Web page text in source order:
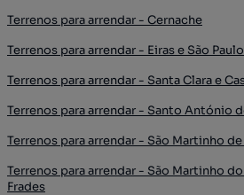
Terrenos para arrendar - Cernache
Terrenos para arrendar - Eiras e São
Terrenos para arrendar - Santa Clara e
Terrenos para arrendar - Santo António
Terrenos para arrendar - São Martinho
Terrenos para arrendar - São Martinho
Frades